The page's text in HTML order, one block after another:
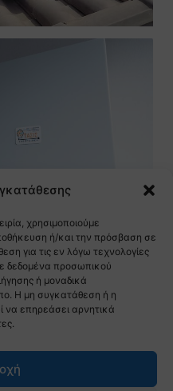
χρησιμοποιούμε
ή/και την πρόσβαση σε
για τις εν λόγω τεχνολογίες
δεδομένα προσωπικού
ή μοναδικά
Η μη συγκατάθεση ή η
να επηρεάσει αρνητικά